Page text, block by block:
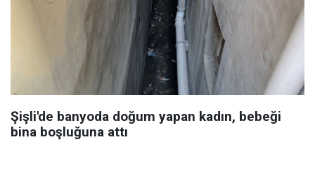
Şişli'de banyoda doğum yapan kadın, bebeği
bina boşluğuna attı